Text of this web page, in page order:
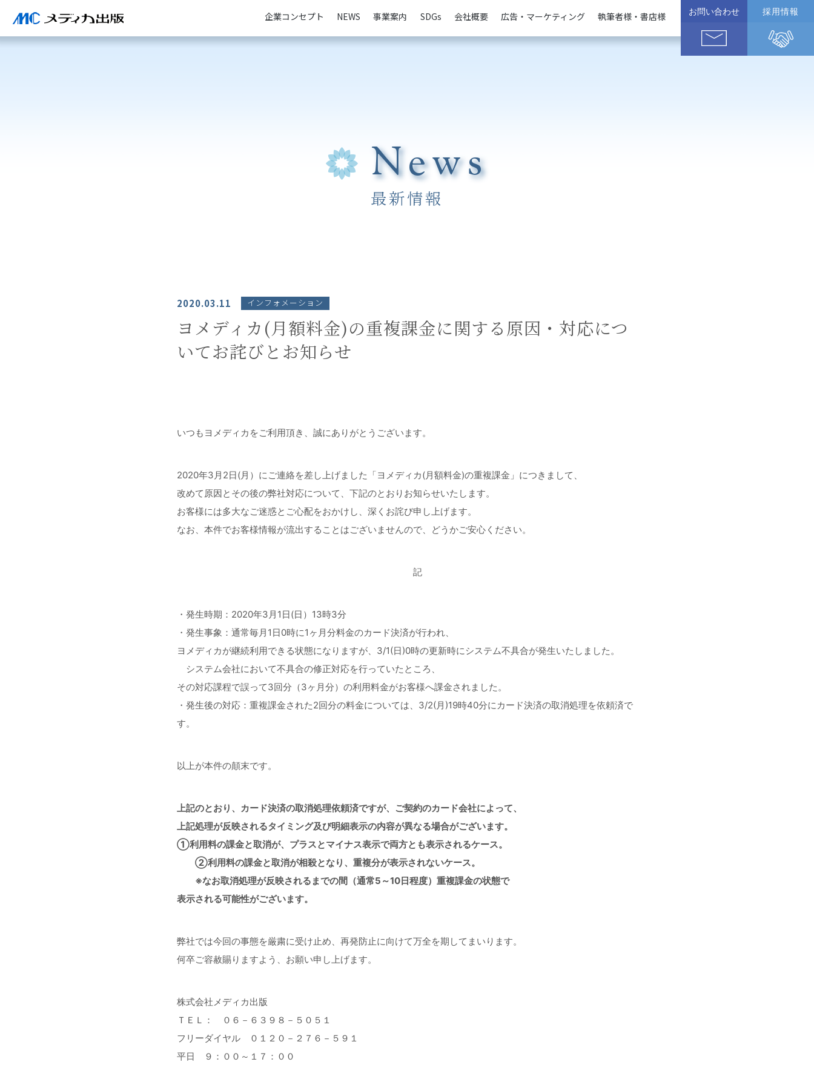
企業コンセプト NEWS 事業案内 SDGs 会社概要 広告・マーケティング 執筆者様・書店様 お問い合わせ 採用情報
News
最新情報
2020.03.11 インフォメーション
ヨメディカ(月額料金)の重複課金に関する原因・対応につ
いてお詫びとお知らせ
いつもヨメディカをご利用頂き、誠にありがとうございます。
2020年3月2日(月）にご連絡を差し上げました「ヨメディカ(月額料金)の重複課金」につきまして、
改めて原因とその後の弊社対応について、下記のとおりお知らせいたします。
お客様には多大なご迷惑とご心配をおかけし、深くお詫び申し上げます。
なお、本件でお客様情報が流出することはございませんので、どうかご安心ください。
記
・発生時期：2020年3月1日(日）13時3分
・発生事象：通常毎月1日0時に1ヶ月分料金のカード決済が行われ、
ヨメディカが継続利用できる状態になりますが、3/1(日)0時の更新時にシステム不具合が発生いたしました。
システム会社において不具合の修正対応を行っていたところ、
その対応課程で誤って3回分（3ヶ月分）の利用料金がお客様へ課金されました。
・発生後の対応：重複課金された2回分の料金については、3/2(月)19時40分にカード決済の取消処理を依頼済で
す。
以上が本件の顛末です。
上記のとおり、カード決済の取消処理依頼済ですが、ご契約のカード会社によって、
上記処理が反映されるタイミング及び明細表示の内容が異なる場合がございます。
①利用料の課金と取消が、プラスとマイナス表示で両方とも表示されるケース。
②利用料の課金と取消が相殺となり、重複分が表示されないケース。
※なお取消処理が反映されるまでの間（通常5～10日程度）重複課金の状態で
表示される可能性がございます。
弊社では今回の事態を厳粛に受け止め、再発防止に向けて万全を期してまいります。
何卒ご容赦賜りますよう、お願い申し上げます。
株式会社メディカ出版
ＴＥＬ： ０６－６３９８－５０５１
フリーダイヤル ０１２０－２７６－５９１
平日 ９：００～１７：００